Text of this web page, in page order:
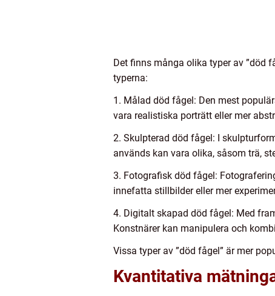
Det finns många olika typer av ”död
typerna:
1. Målad död fågel: Den mest
vara realistiska porträtt eller mer
2. Skulpterad död fågel: I
används kan vara olika, såsom trä,
3. Fotografisk död fågel:
innefatta stillbilder eller mer
4. Digitalt skapad död fågel: Med
Konstnärer kan manipulera och
Vissa typer av ”död fågel” är mer
Kvantitativa